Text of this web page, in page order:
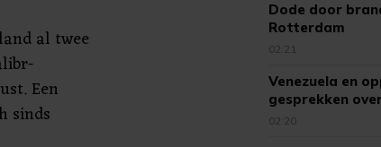
al twee
Een
sinds
Dode door
Rotterdam
02:21
Venezuela en
gesprekken
02:20